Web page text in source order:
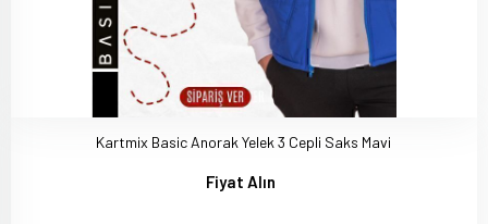
Kartmix Basic Anorak Yelek 3 Cepli Saks Mavi
Fiyat Alın